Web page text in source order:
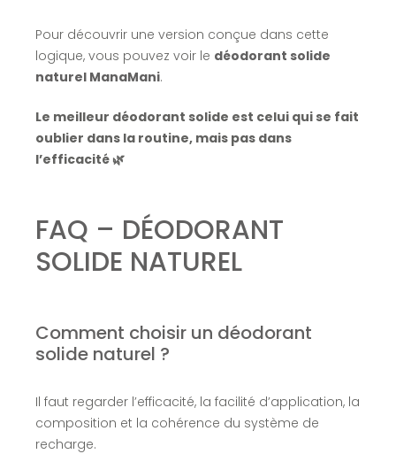
Pour découvrir une version conçue dans cette
logique, vous pouvez voir le déodorant solide
naturel ManaMani.
Le meilleur déodorant solide est celui qui se fait
oublier dans la routine, mais pas dans
l’efficacité 🌿
FAQ – DÉODORANT
SOLIDE NATUREL
Comment choisir un déodorant
solide naturel ?
Il faut regarder l’efficacité, la facilité d’application, la
composition et la cohérence du système de
recharge.